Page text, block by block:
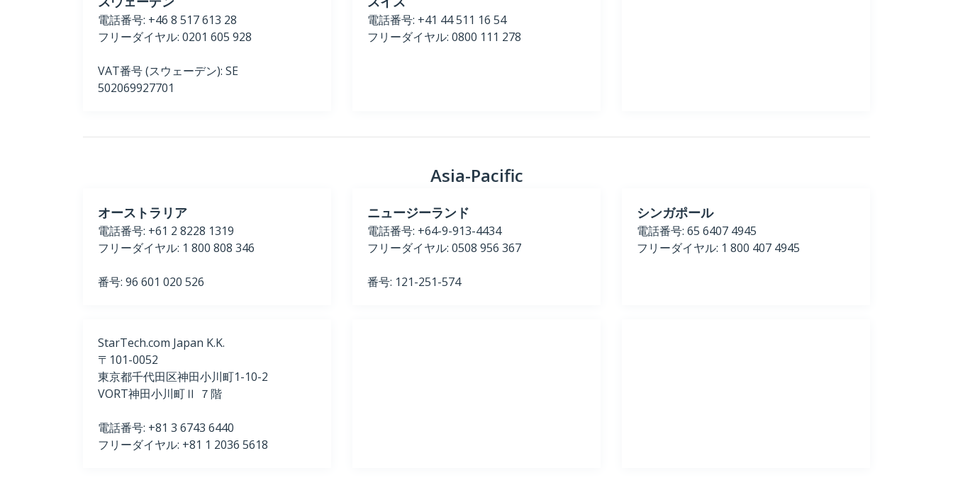
電話番号: +46 8 517 613 28
フリーダイヤル: 0201 605 928
VAT番号 (スウェーデン): SE
502069927701
電話番号: +41 44 511 16 54
フリーダイヤル: 0800 111 278
Asia-Pacific
オーストラリア
電話番号: +61 2 8228 1319
フリーダイヤル: 1 800 808 346
番号: 96 601 020 526
ニュージーランド
電話番号: +64-9-913-4434
フリーダイヤル: 0508 956 367
番号: 121-251-574
シンガポール
電話番号: 65 6407 4945
フリーダイヤル: 1 800 407 4945
StarTech.com Japan K.K.
〒101-0052
東京都千代田区神田小川町1-10-2
VORT神田小川町Ⅱ ７階
電話番号: +81 3 6743 6440
フリーダイヤル: +81 1 2036 5618